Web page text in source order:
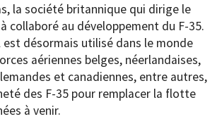
la société britannique qui dirige le
collaboré au développement du F-35.
est désormais utilisé dans le monde
aériennes belges, néerlandaises,
et canadiennes, entre autres,
des F-35 pour remplacer la flotte
à venir.